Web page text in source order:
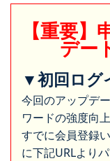
【重要
デー
▼初回ログ
今回のアップデ
ワードの強度向
すでに会員登録
に下記URLより